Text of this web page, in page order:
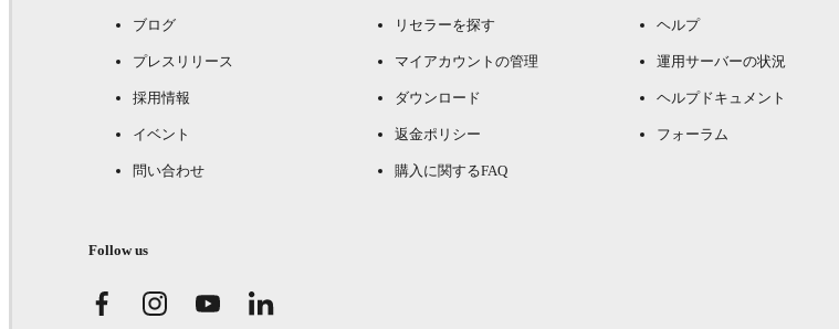
ブログ
プレスリリース
採用情報
イベント
問い合わせ
リセラーを探す
マイアカウントの管理
ダウンロード
返金ポリシー
購入に関するFAQ
ヘルプ
運用サーバーの状況
ヘルプドキュメント
フォーラム
Follow us